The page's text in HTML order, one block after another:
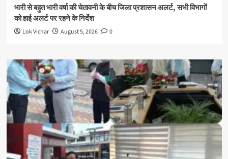
भारी से बहुत भारी वर्षा की चेतावनी के बीच जिला प्रशासन अलर्ट, सभी विभागों
को हाई अलर्ट पर रहने के निर्देश
Lok Vichar August 5, 2026 0